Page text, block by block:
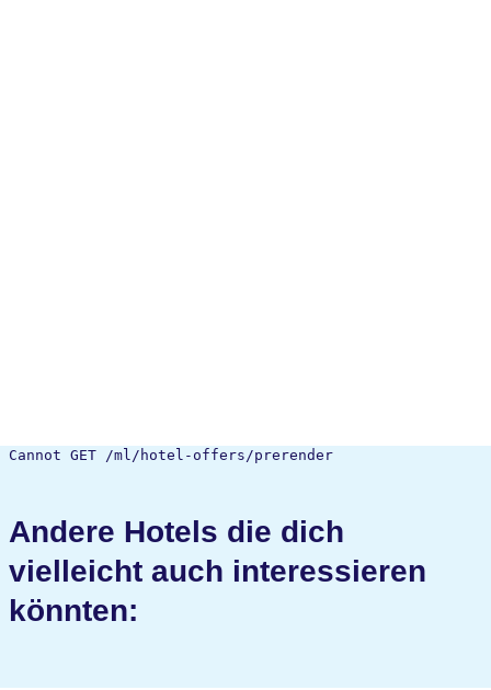
Cannot GET /ml/hotel-offers/prerender
Andere Hotels die dich
vielleicht auch interessieren
könnten: